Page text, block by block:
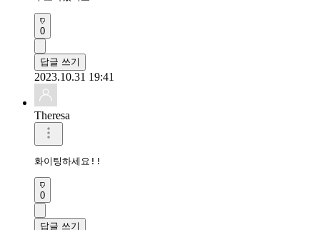
0
답글 쓰기
2023.10.31 19:41
Theresa
화이팅하세요!!
0
답글 쓰기